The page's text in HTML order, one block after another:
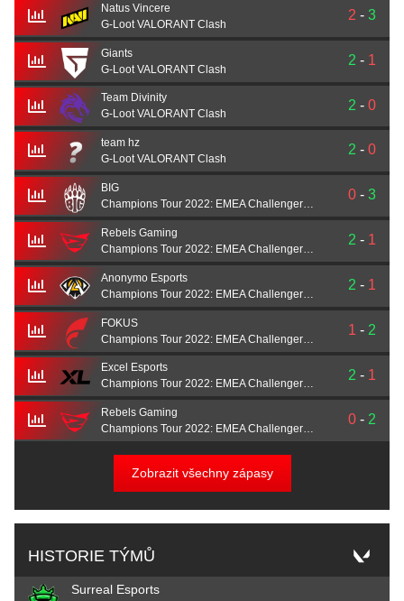
Natus Vincere
G-Loot VALORANT Clash
2 - 3
Giants
G-Loot VALORANT Clash
2 - 1
Team Divinity
G-Loot VALORANT Clash
2 - 0
team hz
G-Loot VALORANT Clash
2 - 0
BIG
Champions Tour 2022: EMEA Challengers Promotion
0 - 3
Rebels Gaming
Champions Tour 2022: EMEA Challengers Promotion
2 - 1
Anonymo Esports
Champions Tour 2022: EMEA Challengers Promotion
2 - 1
FOKUS
Champions Tour 2022: EMEA Challengers Promotion
1 - 2
Excel Esports
Champions Tour 2022: EMEA Challengers Promotion
2 - 1
Rebels Gaming
Champions Tour 2022: EMEA Challengers Promotion
0 - 2
Zobrazit všechny zápasy
HISTORIE TÝMŮ
Surreal Esports